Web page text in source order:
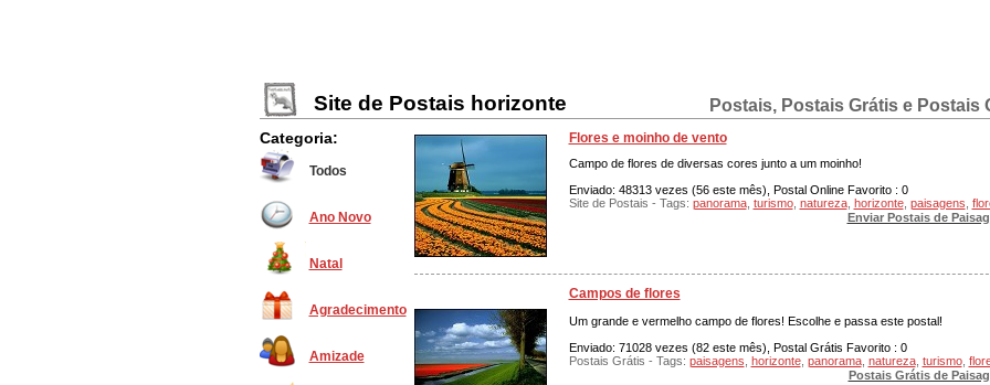
Site de Postais horizonte Postais, Postais Grátis e Postais
Categoria:
Todos
Ano Novo
Natal
Agradecimento
Amizade
Flores e moinho de vento
Campo de flores de diversas cores junto a um moinho!
Enviado: 48313 vezes (56 este mês), Postal Online Favorito : 0
Site de Postais - Tags: panorama, turismo, natureza, horizonte, paisagens
Enviar Postais de
Campos de flores
Um grande e vermelho campo de flores! Escolhe e passa este postal!
Enviado: 71028 vezes (82 este mês), Postal Grátis Favorito : 0
Postais Grátis - Tags: paisagens horizonte, panorama, natureza, turismo,
Postais Grátis de